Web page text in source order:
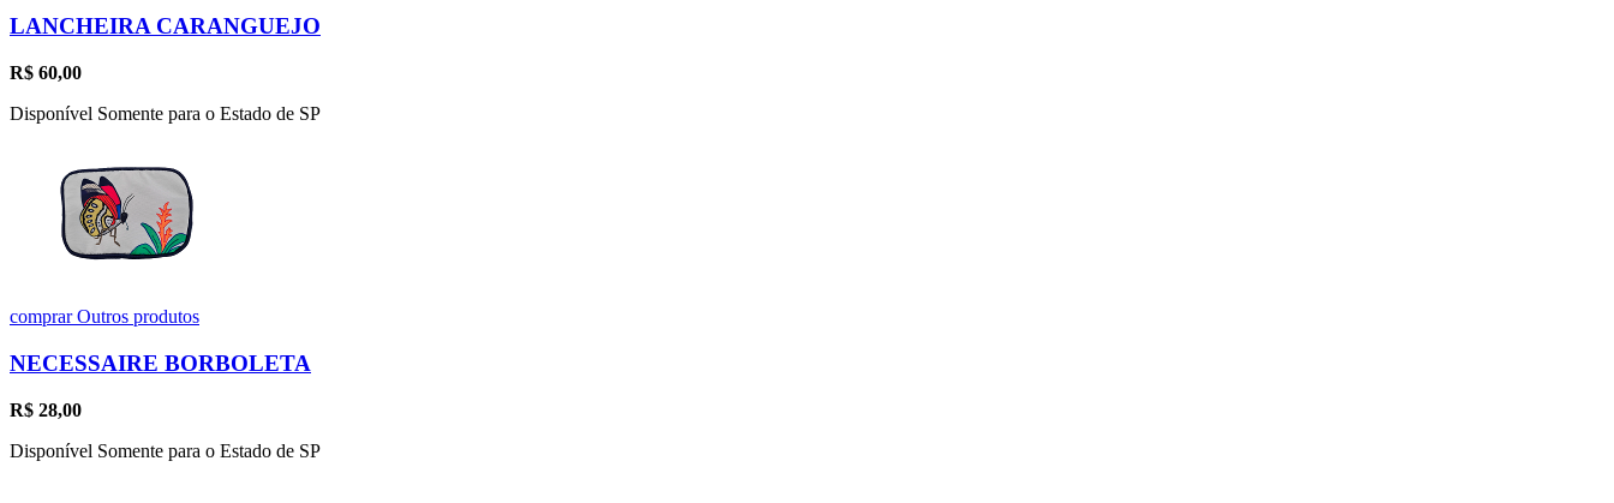
LANCHEIRA CARANGUEJO
R$ 60,00
Disponível Somente para o Estado de SP
comprarOutros produtos
NECESSAIRE BORBOLETA
R$ 28,00
Disponível Somente para o Estado de SP